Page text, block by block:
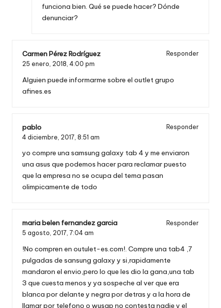
funciona bien. Qué se puede hacer? Dónde
denunciar?
Carmen Pérez Rodríguez
Responder
25 enero, 2018, 4:00 pm
Alguien puede informarme sobre el outlet grupo
afines.es
pablo
Responder
4 diciembre, 2017, 8:51 am
yo compre una samsung galaxy tab 4 y me enviaron
una asus que podemos hacer para reclamar puesto
que la empresa no se ocupa del tema pasan
olimpicamente de todo
maria belen fernandez garcia
Responder
5 agosto, 2017, 7:04 am
!No compren en outulet-es.com!. Compre una tab4 ,7
pulgadas de sansung galaxy y si,rapidamente
mandaron el envio,pero lo que les dio la gana,una tab
3 que cuesta menos y ya sospeche al ver que era
blanca por delante y negra por detras y a la hora de
llamar por telefono o wusap no contesta nadie y el